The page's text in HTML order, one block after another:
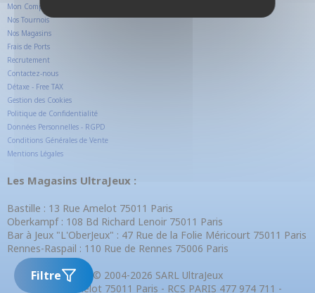
Filtre
Mon Compte Client
Nos Tournois
Nos Magasins
Frais de Ports
Recrutement
Contactez-nous
Détaxe - Free TAX
Gestion des Cookies
Politique de Confidentialité
Données Personnelles - RGPD
Conditions Générales de Vente
Mentions Légales
Les Magasins UltraJeux :
Bastille : 13 Rue Amelot 75011 Paris
Oberkampf : 108 Bd Richard Lenoir 75011 Paris
Bar à Jeux "L'OberJeux" : 47 Rue de la Folie Méricourt 75011 Paris
Rennes-Raspail : 110 Rue de Rennes 75006 Paris
© 2004-2026 SARL UltraJeux
13 Rue Amelot 75011 Paris - RCS PARIS 477 974 711 -